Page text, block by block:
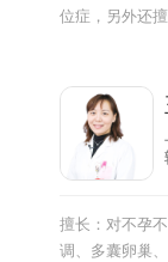
位症，另外还
擅长：对不孕
调、多囊卵巢